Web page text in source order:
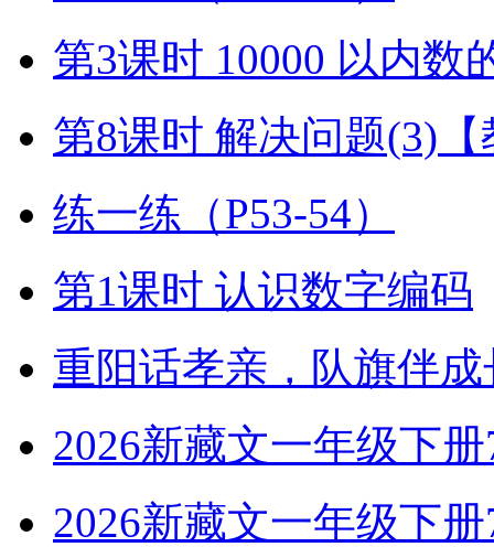
第3课时 10000 以内数
第8课时 解决问题(3)
练一练（P53-54）
第1课时 认识数字编码
重阳话孝亲，队旗伴成
2026新藏文一年级下册
2026新藏文一年级下册